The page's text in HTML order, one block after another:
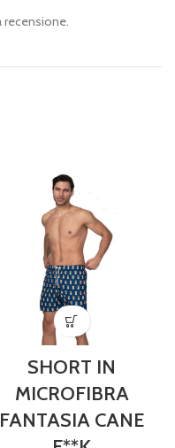
recensione.
SHORT IN
MICROFIBRA
FANTASIA CANE